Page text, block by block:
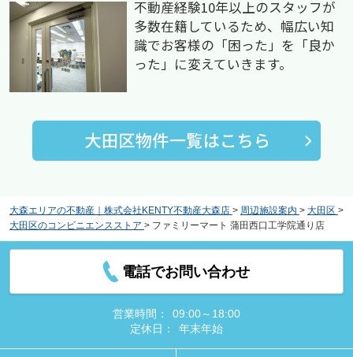
不動産経験10年以上のスタッフが
多数在籍しているため、幅広い知
識でお客様の「困った」を「良か
った」に変えていきます。
大森エリアの不動産｜株式会社KENTY不動産大森店 > 周辺施設案内 > 大田区 >
大田区のコンビニエンスストア > ファミリーマート 蒲田西口工学院通り店
電話でお問い合わせ
営業時間：
09:00～18:00
定休日：
年末年始